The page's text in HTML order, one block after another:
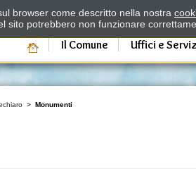
Il Comune Uffici e
> Monumenti
browser come descritto nella nostra
sito potrebbero non funzionare